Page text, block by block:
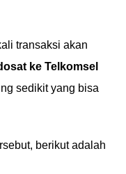
transaksi akan
ke Telkomsel
sedikit yang bisa
berikut adalah